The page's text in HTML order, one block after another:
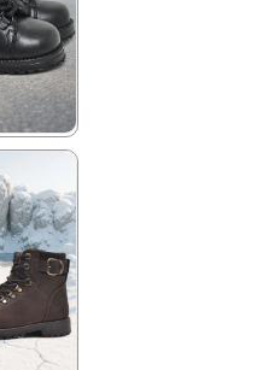
Ücretsiz
Kargo
₺
Ücretsiz
Kargo